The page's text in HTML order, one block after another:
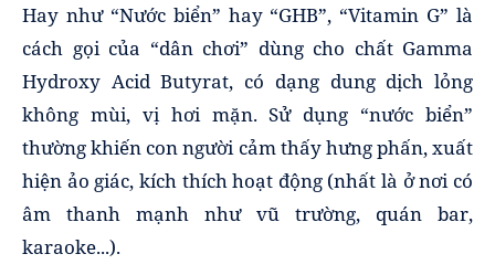
Hay như “Nước biển” hay “GHB”, “Vitamin G” là
cách gọi của “dân chơi” dùng cho chất Gamma
Hydroxy Acid Butyrat, có dạng dung dịch lỏng
không mùi, vị hơi mặn. Sử dụng “nước biển”
thường khiến con người cảm thấy hưng phấn, xuất
hiện ảo giác, kích thích hoạt động (nhất là ở nơi có
âm thanh mạnh như vũ trường, quán bar,
karaoke...).